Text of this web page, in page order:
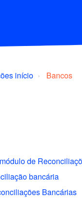
início Bancos
de
bancária
Bancárias